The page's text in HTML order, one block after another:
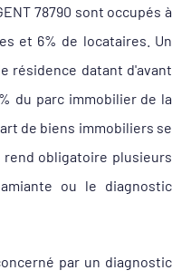
78790 sont occupés à
et 6% de locataires. Un
résidence datant d'avant
du parc immobilier de la
de biens immobiliers se
obligatoire plusieurs
ou le diagnostic
par un diagnostic